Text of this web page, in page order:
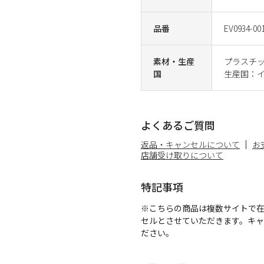
品番 EV0934-
素材・生産
国
プラスチ
生産国：
よくあるご質問
返品・キャンセルについて
お
店舗受け取りについて
特記事項
※こちらの商品は複数サイトで
セルとさせていただきます。キ
ださい。